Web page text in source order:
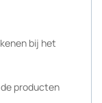
bij het
producten